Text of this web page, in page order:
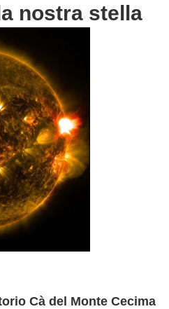
nostra stella
Cà del Monte Cecima